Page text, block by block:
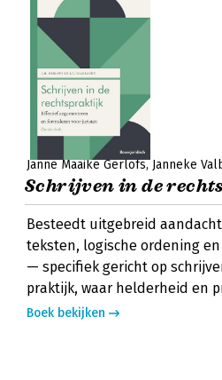
Janne Maaike Gerlofs Janneke
Schrijven in de
Besteedt uitgebreid
teksten, logische ordening
— specifiek gericht op
praktijk, waar helderheid en
Boek bekijken